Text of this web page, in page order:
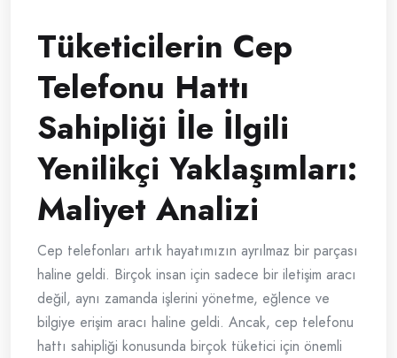
Tüketicilerin Cep
Telefonu Hattı
Sahipliği İle İlgili
Yenilikçi Yaklaşımları:
Maliyet Analizi
Cep telefonları artık hayatımızın ayrılmaz bir parçası
haline geldi. Birçok insan için sadece bir iletişim aracı
değil, aynı zamanda işlerini yönetme, eğlence ve
bilgiye erişim aracı haline geldi. Ancak, cep telefonu
hattı sahipliği konusunda birçok tüketici için önemli